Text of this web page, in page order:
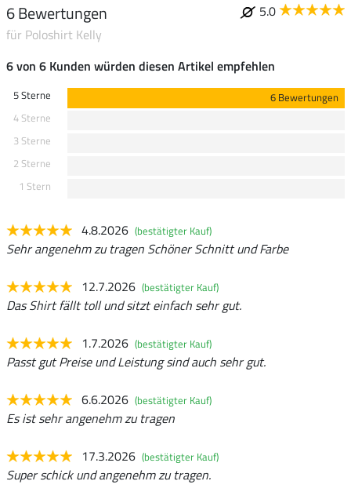
6 Bewertungen
5.0
für Poloshirt Kelly
6 von 6 Kunden würden diesen Artikel empfehlen
5 Sterne
6 Bewertungen
4 Sterne
3 Sterne
2 Sterne
1 Stern
4.8.2026 (bestätigter Kauf)
Sehr angenehm zu tragen Schöner Schnitt und Farbe
12.7.2026 (bestätigter Kauf)
Das Shirt fällt toll und sitzt einfach sehr gut.
1.7.2026 (bestätigter Kauf)
Passt gut Preise und Leistung sind auch sehr gut.
6.6.2026 (bestätigter Kauf)
Es ist sehr angenehm zu tragen
17.3.2026 (bestätigter Kauf)
Super schick und angenehm zu tragen.